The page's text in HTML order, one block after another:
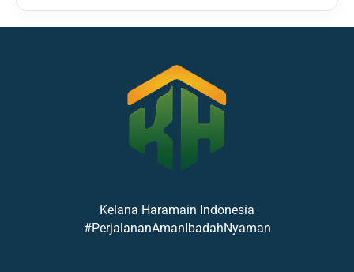
Kelana Haramain Indonesia
#PerjalananAmanIbadahNyaman